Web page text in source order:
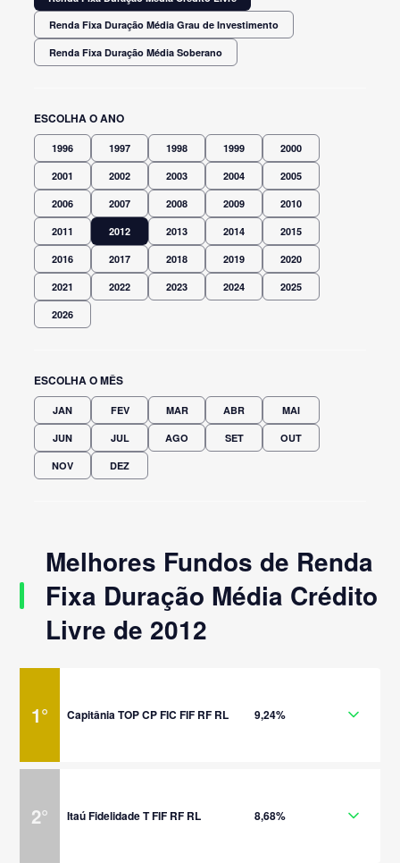
Renda Fixa Duração Média Grau de Investimento
Renda Fixa Duração Média Soberano
ESCOLHA O ANO
1996 1997 1998 1999 2000
2001 2002 2003 2004 2005
2006 2007 2008 2009 2010
2011 2012 2013 2014 2015
2016 2017 2018 2019 2020
2021 2022 2023 2024 2025
2026
ESCOLHA O MÊS
JAN FEV MAR ABR MAI
JUN JUL AGO SET OUT
NOV DEZ
Melhores Fundos de Renda
Fixa Duração Média Crédito
Livre de 2012
1° Capitânia TOP CP FIC FIF RF RL 9,24%
2° Itaú Fidelidade T FIF RF RL 8,68%